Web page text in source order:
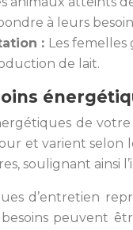
à leurs
: Les
de lait.
de
et varient selon
soulignant ainsi
d’entretien
besoins peuvent